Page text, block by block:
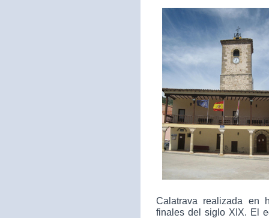
Calatrava realizada en
finales del siglo XIX. El